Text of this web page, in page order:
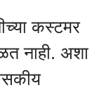
कस्टमर
नाही. अशा